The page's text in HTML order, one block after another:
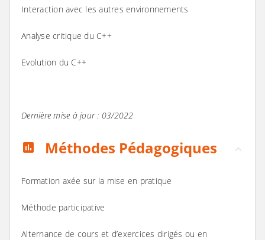
Interaction avec les autres environnements
Analyse critique du C++
Evolution du C++
Dernière mise à jour : 03/2022
assessment Méthodes Pédagogiques
Formation axée sur la mise en pratique
Méthode participative
Alternance de cours et d’exercices dirigés ou en